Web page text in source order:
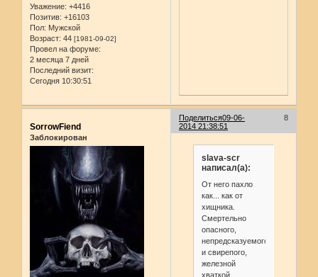
Уважение: +4416
Позитив: +16103
Пол: Мужской
Возраст: 44 [1981-09-02]
Провел на форуме:
2 месяца 7 дней
Последний визит:
Сегодня 10:30:51
Поделиться 8
09-06-
2014 21:38:51
SorrowFiend
Заблокирован
slava-scr
написал(а):
От него пахло
как... как от
хищника.
Смертельно
опасного,
непредсказуемого
и свирепого,
железной
хваткой